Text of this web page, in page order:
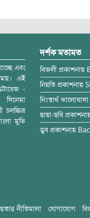
এবং
এই
-
সিনেমা
চলচ্চিত্র
মুভি
দর্শক মতামত
বিজলী প্রকাশনায়
নিয়তি প্রকাশনায়
নিঃস্বার্থ ভালোবাসা
ছায়া-ছবি
ডুব প্রকাশনায়
নীতিমালা যোগাযোগ